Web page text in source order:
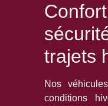
trajets
Nos
conditions